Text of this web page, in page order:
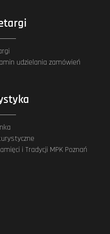
udzielania zamówień
i Tradycji MPK Poznań